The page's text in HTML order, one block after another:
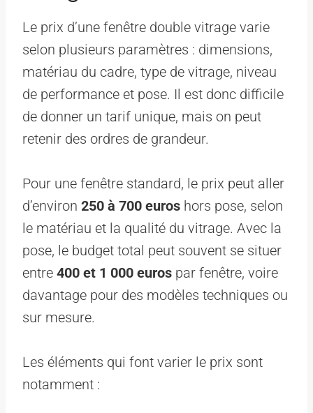
Le prix d’une fenêtre double vitrage varie
selon plusieurs paramètres : dimensions,
matériau du cadre, type de vitrage, niveau
de performance et pose. Il est donc difficile
de donner un tarif unique, mais on peut
retenir des ordres de grandeur.
Pour une fenêtre standard, le prix peut aller
d’environ 250 à 700 euros hors pose, selon
le matériau et la qualité du vitrage. Avec la
pose, le budget total peut souvent se situer
entre 400 et 1 000 euros par fenêtre, voire
davantage pour des modèles techniques ou
sur mesure.
Les éléments qui font varier le prix sont
notamment :